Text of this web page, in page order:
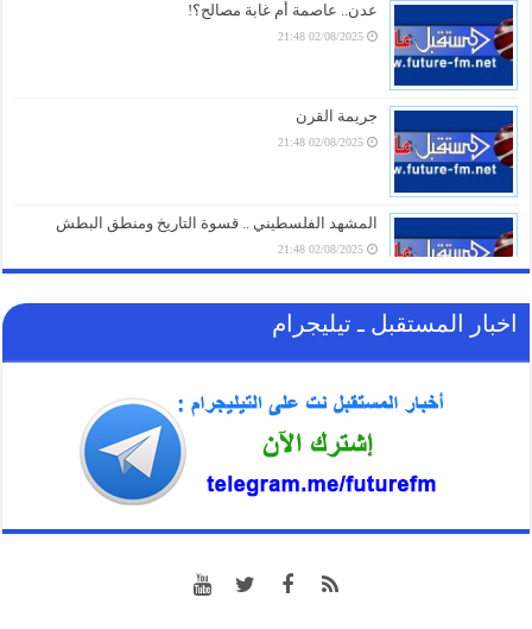
عدن.. عاصمة أم غابة مصالح؟!
02/08/2025 21:48
جريمة القرن
02/08/2025 21:48
المشهد الفلسطيني .. قسوة التاريخ ومنطق البطش
02/08/2025 21:48
اخبار المستقبل ـ تيليجرام